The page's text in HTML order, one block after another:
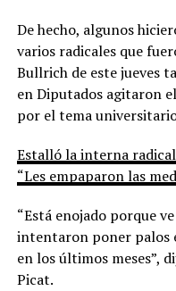
De hecho, algunos
varios radicales que
Bullrich de este jueves
en Diputados agitaron
por el tema
Estalló la interna
“Les empaparon las
“Está enojado porque
intentaron poner palos
en los últimos meses”,
Picat.